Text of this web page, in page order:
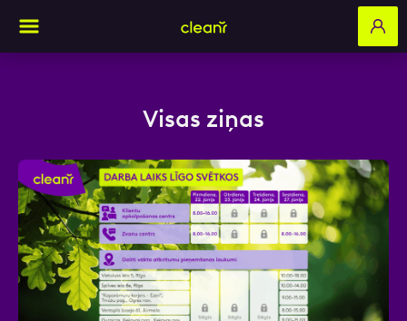
Visas ziņas
Aizpildi pieteikuma formu un mēs ar tevi
Vārds, Uzvārds
E-pasts